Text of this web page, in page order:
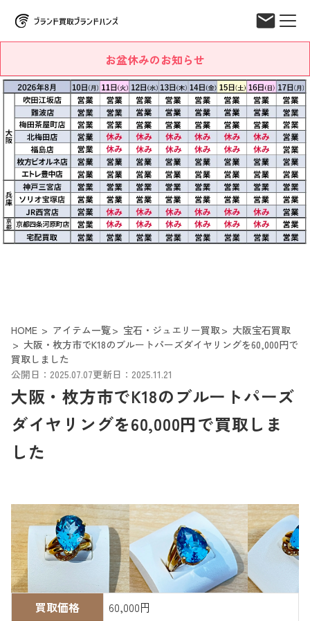
お盆休みのお知らせ
HOME アイテム一覧 宝石・ジュエリー買取
大阪宝石買取
大阪・枚方市でK18のブルートパーズダイヤリングを60,000円で
買取しました
公開日：2025.07.07更新日：2025.11.21
大阪・枚方市でK18のブルートパーズ
ダイヤリングを60,000円で買取しま
した
買取価格
60,000円